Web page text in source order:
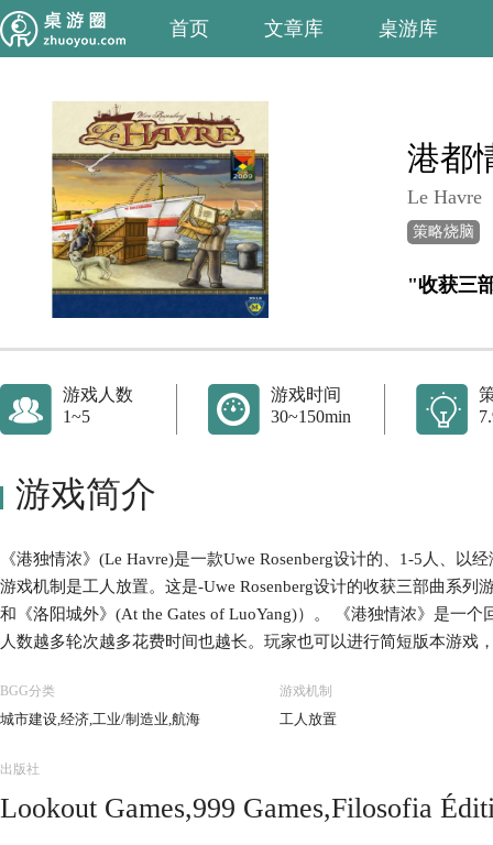
首页 文章库 桌游库
港都
Le Havre
策略烧脑
"收获三
游戏人数
1~5
游戏时间
30~150min
游戏简介
《港独情浓》(Le Havre)是一款Uwe Rosenberg设计的、1-5人、以
游戏机制是工人放置。这是-Uwe Rosenberg设计的收获三部曲系列
和《洛阳城外》(At the Gates of LuoYang)）。 《港独情浓》是一
人数越多轮次越多花费时间也越长。玩家也可以进行简短版本游戏
行一个主要行动和多次可选行动。 主要行动为二选一：玩家可以
法郎，或者可以使用一个可用的建筑。使用不属于自己的建筑需要
可以购买已经建造的公共建筑或三个建筑计划牌堆顶的建筑。玩家
船只的购买成本与建筑/船只价值不同。玩家出售建筑或船只，只
BGG分类
城市建设,经济,工业/制造业,航海
游戏机制
工人放置
出版社
Lookout Games,999 Games,Filosofia